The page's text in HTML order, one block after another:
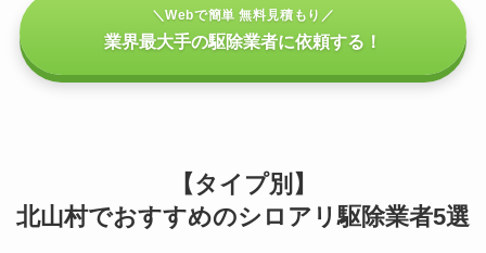
＼Webで簡単 無料見積もり／
業界最大手の駆除業者に依頼する！
【タイプ別】
北山村でおすすめのシロアリ駆除業者5選